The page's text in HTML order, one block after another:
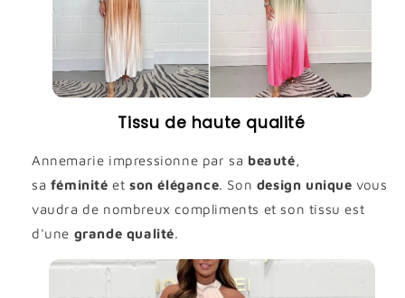
Tissu de haute qualité
Annemarie impressionne par sa beauté,
sa féminité et son élégance. Son design unique vous
vaudra de nombreux compliments et son tissu est
d'une grande qualité.